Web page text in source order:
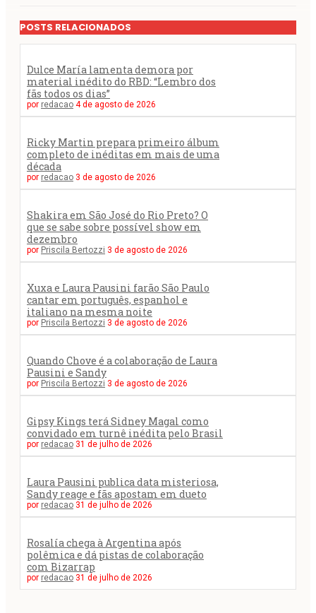
POSTS RELACIONADOS
Dulce María lamenta demora por
material inédito do RBD: “Lembro dos
fãs todos os dias”
por redacao 4 de agosto de 2026
Ricky Martin prepara primeiro álbum
completo de inéditas em mais de uma
década
por redacao 3 de agosto de 2026
Shakira em São José do Rio Preto? O
que se sabe sobre possível show em
dezembro
por Priscila Bertozzi 3 de agosto de 2026
Xuxa e Laura Pausini farão São Paulo
cantar em português, espanhol e
italiano na mesma noite
por Priscila Bertozzi 3 de agosto de 2026
Quando Chove é a colaboração de Laura
Pausini e Sandy
por Priscila Bertozzi 3 de agosto de 2026
Gipsy Kings terá Sidney Magal como
convidado em turnê inédita pelo Brasil
por redacao 31 de julho de 2026
Laura Pausini publica data misteriosa,
Sandy reage e fãs apostam em dueto
por redacao 31 de julho de 2026
Rosalía chega à Argentina após
polêmica e dá pistas de colaboração
com Bizarrap
por redacao 31 de julho de 2026